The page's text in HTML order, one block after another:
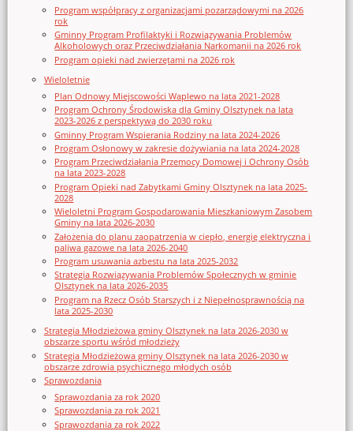
Program współpracy z organizacjami pozarządowymi na 2026
rok
Gminny Program Profilaktyki i Rozwiązywania Problemów
Alkoholowych oraz Przeciwdziałania Narkomanii na 2026 rok
Program opieki nad zwierzętami na 2026 rok
Wieloletnie
Plan Odnowy Miejscowości Waplewo na lata 2021-2028
Program Ochrony Środowiska dla Gminy Olsztynek na lata
2023-2026 z perspektywą do 2030 roku
Gminny Program Wspierania Rodziny na lata 2024-2026
Program Osłonowy w zakresie dożywiania na lata 2024-2028
Program Przeciwdziałania Przemocy Domowej i Ochrony Osób
na lata 2023-2028
Program Opieki nad Zabytkami Gminy Olsztynek na lata 2025-
2028
Wieloletni Program Gospodarowania Mieszkaniowym Zasobem
Gminy na lata 2026-2030
Założenia do planu zaopatrzenia w ciepło, energię elektryczna i
paliwa gazowe na lata 2026-2040
Program usuwania azbestu na lata 2025-2032
Strategia Rozwiązywania Problemów Społecznych w gminie
Olsztynek na lata 2026-2035
Program na Rzecz Osób Starszych i z Niepełnosprawnością na
lata 2025-2030
Strategia Młodzieżowa gminy Olsztynek na lata 2026-2030 w
obszarze sportu wśród młodzieży
Strategia Młodzieżowa gminy Olsztynek na lata 2026-2030 w
obszarze zdrowia psychicznego młodych osób
Sprawozdania
Sprawozdania za rok 2020
Sprawozdania za rok 2021
Sprawozdania za rok 2022